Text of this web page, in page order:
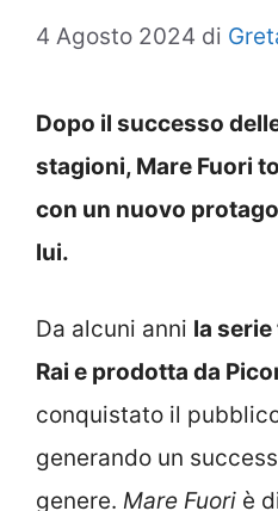
4 Agosto 2024 di
Dopo il successo
stagioni, Mare Fuori
con un nuovo
lui.
Da alcuni anni la
Rai e prodotta da
conquistato il
generando un
genere. Mare Fuori è